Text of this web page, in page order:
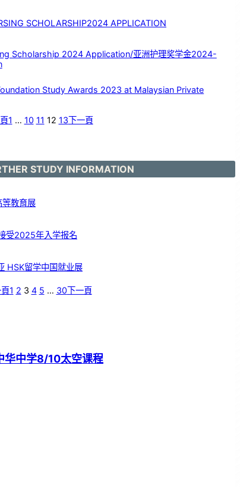
SCHOLARSHIP2024 APPLICATION
Scholarship 2024 Application/亚洲护理奖学金2024-
Study Awards 2023 at Malaysian Private
1 … 10 11 12 13下一頁
STUDY INFORMATION
等教育展
受2025年入学报名
HSK留学中国就业展
頁1 2 3 4 5 … 30下一頁
华中学8/10太空课程